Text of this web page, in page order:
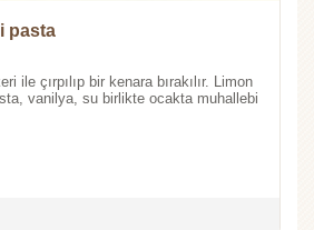
pasta
ile çırpılıp bir kenara bırakılır. Limon
vanilya, su birlikte ocakta muhallebi